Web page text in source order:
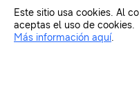
Este sitio usa cookies. Al
aceptas el uso de cookies.
Más información aquí.